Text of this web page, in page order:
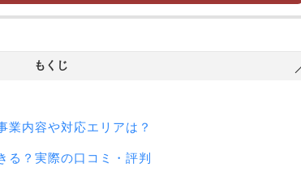
もくじ
業内容や対応エリアは？
る？実際の口コミ・評判